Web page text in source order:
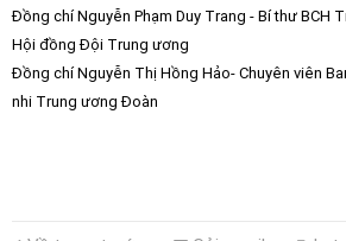
Đồng chí Nguyễn Phạm Duy Trang - Bí thư BCH
Hội đồng Đội Trung ương
Đồng chí Nguyễn Thị Hồng Hảo- Chuyên viên
nhi Trung ương Đoàn